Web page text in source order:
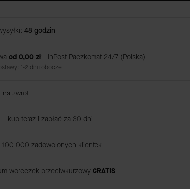
48 godzin
od 0,00 zł - InPost Paczkomat 24/7 (Polska)
1-2 dni robocze
na zwrot
– kup teraz i zapłać za 30 dni
100 000 zadowolonych klientek
woreczek przeciwkurzowy GRATIS